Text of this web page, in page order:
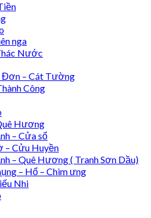
nga
Nước
Đơn – Cát Tường
Công
Hương
– Cửa sổ
– Cửu Huyền
– Quê Hương ( Tranh Sơn Dầu)
– Hổ – Chim ưng
Nhi